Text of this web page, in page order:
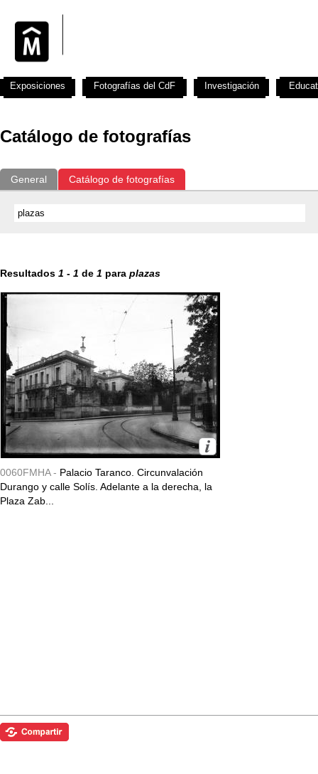
Catálogo de fotografías
General Catálogo de fotografías
Resultados 1 - 1 de 1 para plazas
0060FMHA - Palacio Taranco. Circunvalación
Durango y calle Solís. Adelante a la derecha, la
Plaza Zab...
Exposiciones Fotografías del CdF Investigación